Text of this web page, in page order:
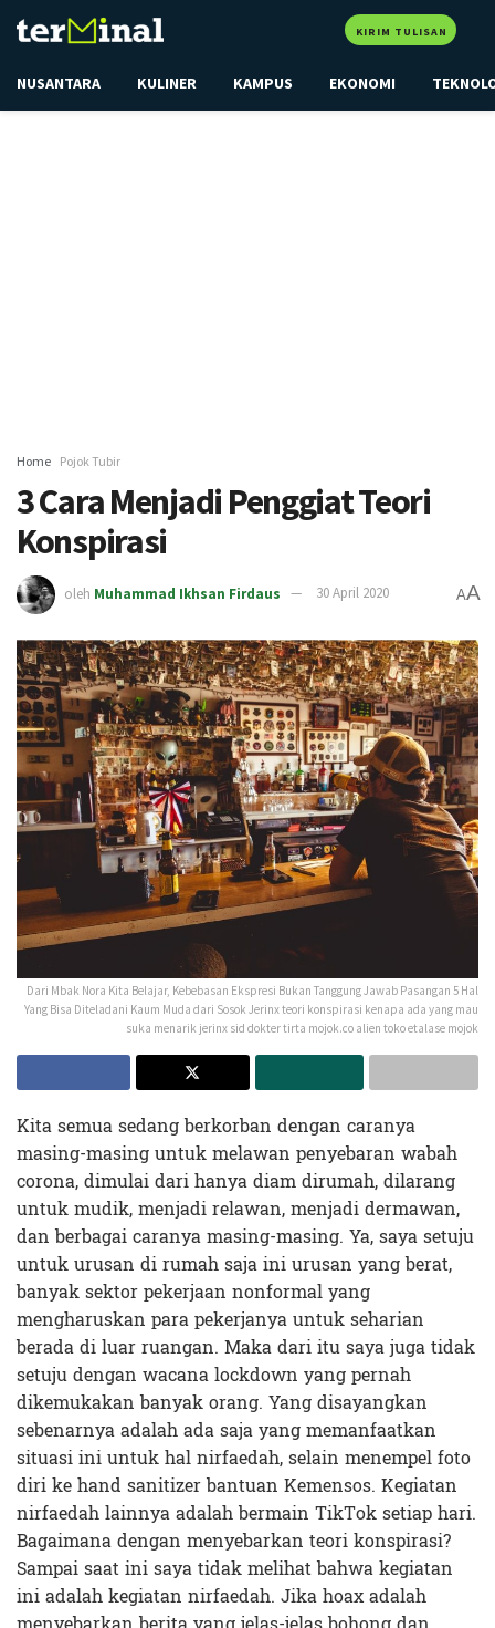
KIRIM TULISAN
NUSANTARA KULINER KAMPUS EKONOMI
Home Pojok Tubir
3 Cara Menjadi Penggiat Teori
Konspirasi
oleh Muhammad Ikhsan Firdaus 30 April 2020 AA
Dari Mbak Nora Kita Belajar, Kebebasan Ekspresi Bukan Tanggung Jawab Pasangan 5 Hal
Yang Bisa Diteladani Kaum Muda dari Sosok Jerinx teori konspirasi kenapa ada yang mau
suka menarik jerinx sid dokter tirta mojok.co alien toko etalase mojok
Kita semua sedang berkorban dengan caranya
masing-masing untuk melawan penyebaran wabah
corona, dimulai dari hanya diam dirumah, dilarang
untuk mudik, menjadi relawan, menjadi dermawan,
dan berbagai caranya masing-masing. Ya, saya setuju
untuk urusan di rumah saja ini urusan yang berat,
banyak sektor pekerjaan nonformal yang
mengharuskan para pekerjanya untuk seharian
berada di luar ruangan. Maka dari itu saya juga tidak
setuju dengan wacana lockdown yang pernah
dikemukakan banyak orang. Yang disayangkan
sebenarnya adalah ada saja yang memanfaatkan
situasi ini untuk hal nirfaedah, selain menempel foto
diri ke hand sanitizer bantuan Kemensos. Kegiatan
nirfaedah lainnya adalah bermain TikTok setiap hari.
Bagaimana dengan menyebarkan teori konspirasi?
Sampai saat ini saya tidak melihat bahwa kegiatan
ini adalah kegiatan nirfaedah. Jika hoax adalah